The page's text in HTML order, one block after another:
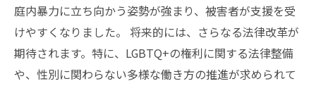
庭内暴力に立ち向かう姿勢が強まり、被害者が支援を受
けやすくなりました。 将来的には、さらなる法律改革が
期待されます。特に、LGBTQ+の権利に関する法律整備
や、性別に関わらない多様な働き方の推進が求められて